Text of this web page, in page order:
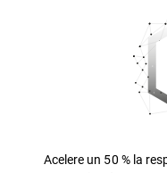
Acelere un 50 % la